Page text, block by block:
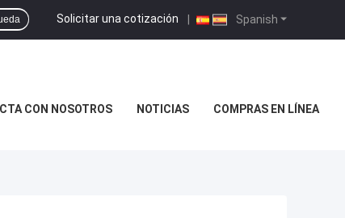
Spanish
Solicitar una cotización |
CON NOSOTROS NOTICIAS COMPRAS EN LÍNEA